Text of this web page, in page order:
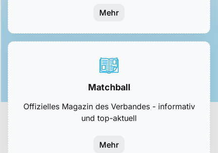
Mehr
Matchball
Offizielles Magazin des Verbandes - informativ
und top-aktuell
Mehr